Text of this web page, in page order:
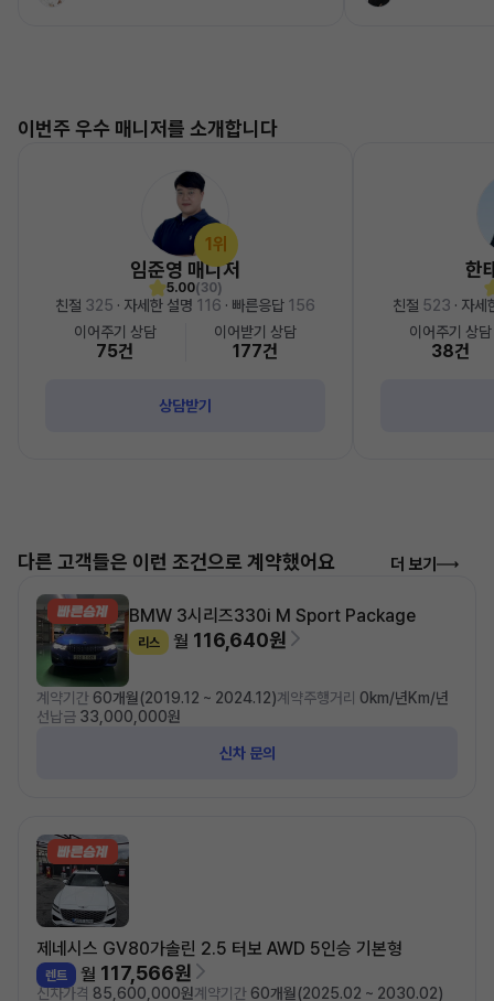
이번주 우수 매니저를 소개합니다
1위
임준영 매니저
5.00(30)
친절 325 · 자세한 설명 116 · 빠른응답 156
이어주기 상담
75건
이어받기 상담
177건
상담받기
한
친절 523 · 자
이어주기 상담
38건
다른 고객들은 이런 조건으로 계약했어요 더 보기
BMW 3시리즈330i M Sport Package
리스 월 116,640원
계약기간 60개월(2019.12 ~ 2024.12)계약주행거리 0km/년Km/년
선납금 33,000,000원
신차 문의
제네시스 GV80가솔린 2.5 터보 AWD 5인승 기본형
렌트 월 117,566원
신차가격 85,600,000원계약기간 60개월(2025.02 ~ 2030.02)